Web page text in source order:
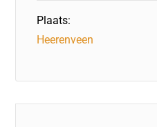
Plaats:
Heerenveen